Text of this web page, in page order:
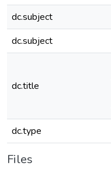
dc.subject
dc.subject
dc.title
dc.type
Files